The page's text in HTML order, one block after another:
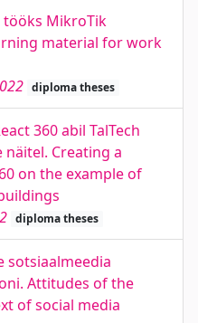
MikroTik
material for work
diploma theses
360 abil TalTech
Creating a
on the example of
diploma theses
sotsiaalmeedia
Attitudes of the
of social media